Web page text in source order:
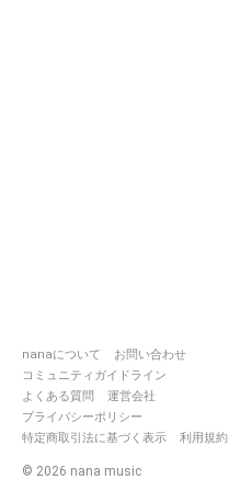
nanaについて
お問い合わせ
コミュニティガイドライン
よくある質問
運営会社
プライバシーポリシー
特定商取引法に基づく表示
利用規約
© 2026 nana music